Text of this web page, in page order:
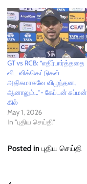
GT vs RCB: “எதிர்பார்த்ததை
விட விக்கெட்டுகள்
அதிகமாகவே விழுந்தன,
ஆனாலும்…"- கேப்டன் சுப்மன்
கில்
May 1, 2026
In "புதிய செய்தி"
Posted in புதிய செய்தி